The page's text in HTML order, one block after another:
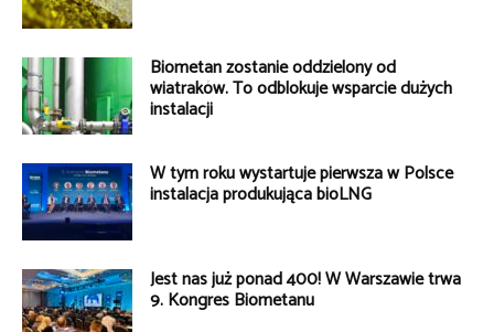
Biometan zostanie oddzielony od
wiatraków. To odblokuje wsparcie dużych
instalacji
W tym roku wystartuje pierwsza w Polsce
instalacja produkująca bioLNG
Jest nas już ponad 400! W Warszawie trwa
9. Kongres Biometanu